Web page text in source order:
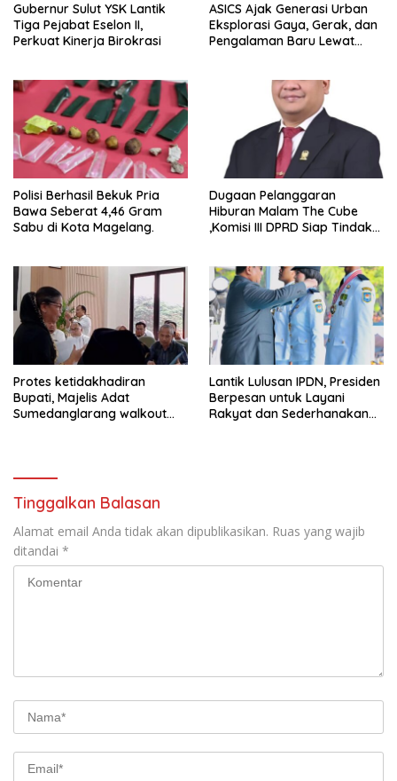
Gubernur Sulut YSK Lantik
Tiga Pejabat Eselon II,
Perkuat Kinerja Birokrasi
ASICS Ajak Generasi Urban
Eksplorasi Gaya, Gerak, dan
Pengalaman Baru Lewat
Polisi Berhasil Bekuk Pria
Bawa Seberat 4,46 Gram
Sabu di Kota Magelang.
Dugaan Pelanggaran
Hiburan Malam The Cube
,Komisi III DPRD Siap Tindak
Protes ketidakhadiran
Bupati, Majelis Adat
Sumedanglarang walkout
Lantik Lulusan IPDN, Presiden
Berpesan untuk Layani
Rakyat dan Sederhanakan
Tinggalkan Balasan
Alamat email Anda tidak akan dipublikasikan. Ruas yang wajib
ditandai *